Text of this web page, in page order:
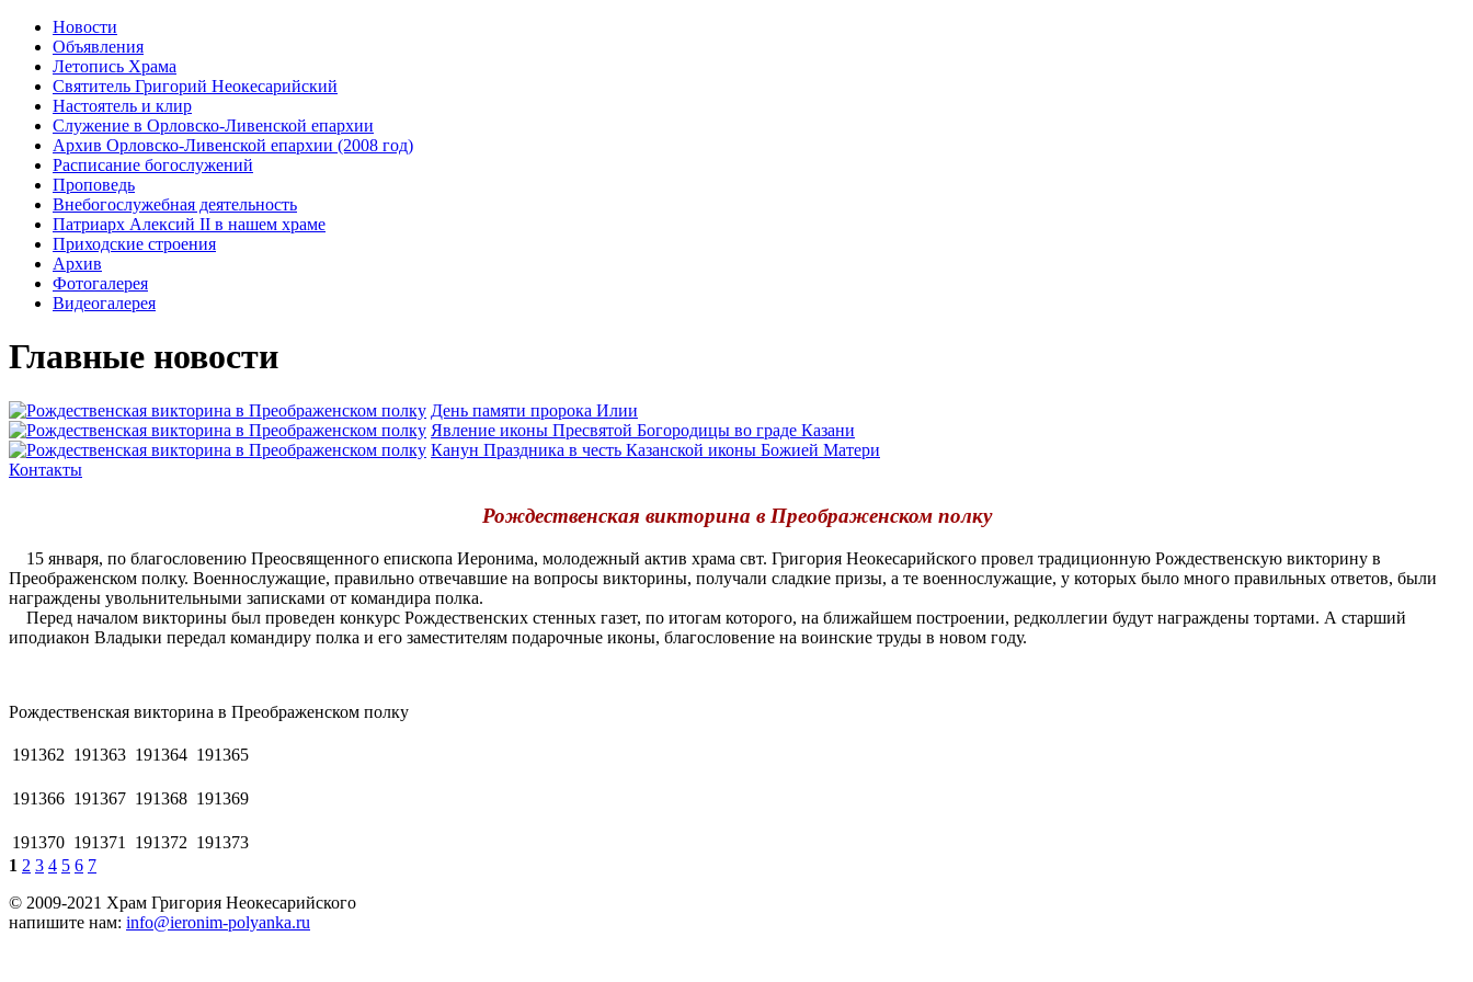
Новости
Объявления
Летопись Храма
Святитель Григорий Неокесарийский
Настоятель и клир
Служение в Орловско-Ливенской епархии
Архив Орловско-Ливенской епархии (2008 год)
Расписание богослужений
Проповедь
Внебогослужебная деятельность
Патриарх Алексий II в нашем храме
Приходские строения
Архив
Фотогалерея
Видеогалерея
Главные новости
День памяти пророка Илии
Явлeние иконы Пресвятой Богородицы во граде Казани
Канун Праздника в честь Казанской иконы Божией Матери
Контакты
Рождественская викторина в Преображенском полку
15 января, по благословению Преосвященного епископа Иеронима, молодежный актив храма свт. Григория Неокесарийского провел традиционную Рождественскую викторину в
Преображенском полку. Военнослужащие, правильно отвечавшие на вопросы викторины, получали сладкие призы, а те военнослужащие, у которых было много правильных ответов, были
награждены увольнительными записками от командира полка.
Перед началом викторины был проведен конкурс Рождественских стенных газет, по итогам которого, на ближайшем построении, редколлегии будут награждены тортами. А старший
иподиакон Владыки передал командиру полка и его заместителям подарочные иконы, благословение на воинские труды в новом году.
Рождественская викторина в Преображенском полку
191362 191363 191364 191365
191366 191367 191368 191369
191370 191371 191372 191373
1 2 3 4 5 6 7
© 2009-2021 Храм Григория Неокесарийского
напишите нам: info@ieronim-polyanka.ru